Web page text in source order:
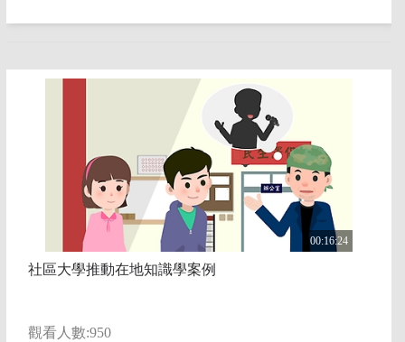
00:16:24
社區大學推動在地知識學案例
觀看人數:950